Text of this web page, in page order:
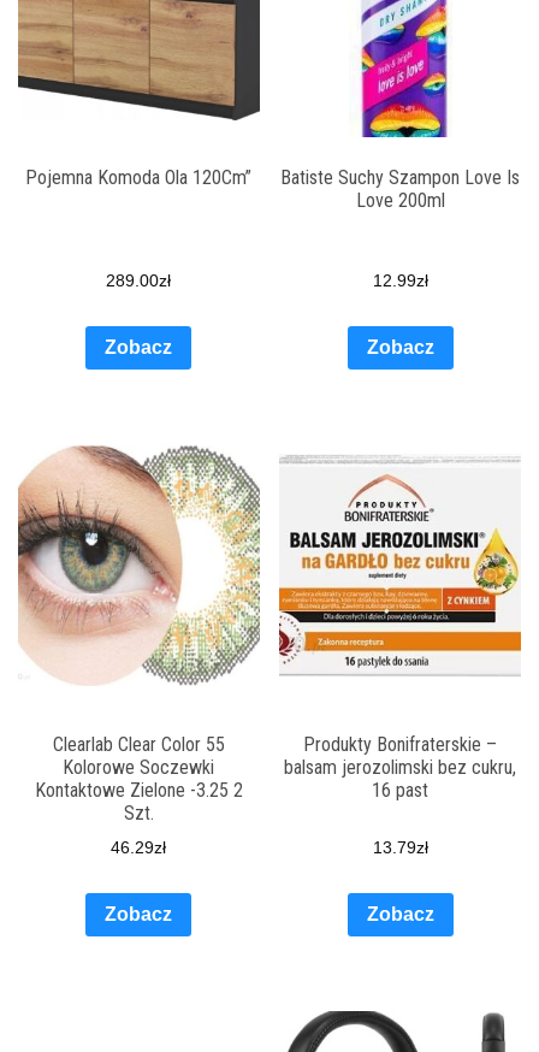
Pojemna Komoda Ola 120Cm”
289.00zł
Zobacz
Batiste Suchy Szampon Love Is
Love 200ml
12.99zł
Zobacz
Clearlab Clear Color 55
Kolorowe Soczewki
Kontaktowe Zielone -3.25 2
Szt.
46.29zł
Zobacz
Produkty Bonifraterskie –
balsam jerozolimski bez cukru,
16 past
13.79zł
Zobacz